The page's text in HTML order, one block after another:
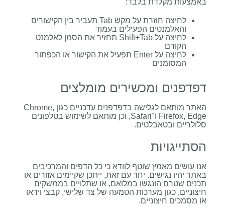
באמצעות מקלדת בלבד:
לחיצה חוזרת על מקש Tab תעביר בין הקישורים
והאלמנטים הפעילים בעמוד
לחיצה על Shift+Tab תחזיר את הסמן לאלמנט
הקודם
לחיצה על Enter תפעיל את הקישור או הכפתור
המסומנים
דפדפנים ומכשירים מומלצים
האתר מותאם לגלישה בדפדפנים עדכניים כגון Chrome,
Firefox, Edge ו־Safari, וכן מותאם לשימוש בטלפונים
סלולריים ובטאבלטים.
הסתייגויות
אנו עושים מאמץ שוטף לוודא כי כל הדפים והמרכיבים
באתר יהיו נגישים. יחד עם זאת, ייתכן שקיימים אזורים או
תכנים שטרם הונגשו במלואם, או שתלויים בממשקים
חיצוניים, כגון מערכות הטמעה של צד שלישי, קבצי וידאו
או מסמכים חיצוניים.